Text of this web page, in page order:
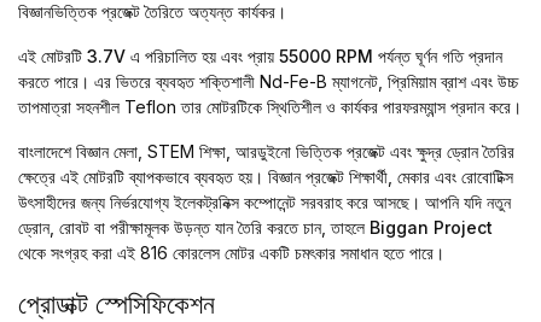
বিজ্ঞানভিত্তিক প্রজেক্ট তৈরিতে অত্যন্ত কার্যকর।
এই মোটরটি 3.7V এ পরিচালিত হয় এবং প্রায় 55000 RPM পর্যন্ত ঘূর্ণন গতি প্রদান
করতে পারে। এর ভিতরে ব্যবহৃত শক্তিশালী Nd-Fe-B ম্যাগনেট, প্রিমিয়াম ব্রাশ এবং উচ্চ
তাপমাত্রা সহনশীল Teflon তার মোটরটিকে স্থিতিশীল ও কার্যকর পারফরম্যান্স প্রদান করে।
বাংলাদেশে বিজ্ঞান মেলা, STEM শিক্ষা, আরডুইনো ভিত্তিক প্রজেক্ট এবং ক্ষুদ্র ড্রোন তৈরির
ক্ষেত্রে এই মোটরটি ব্যাপকভাবে ব্যবহৃত হয়। বিজ্ঞান প্রজেক্ট শিক্ষার্থী, মেকার এবং রোবোটিক্স
উৎসাহীদের জন্য নির্ভরযোগ্য ইলেকট্রনিক্স কম্পোনেন্ট সরবরাহ করে আসছে। আপনি যদি নতুন
ড্রোন, রোবট বা পরীক্ষামূলক উড়ন্ত যান তৈরি করতে চান, তাহলে Biggan Project
থেকে সংগ্রহ করা এই 816 কোরলেস মোটর একটি চমৎকার সমাধান হতে পারে।
প্রোডাক্ট স্পেসিফিকেশন